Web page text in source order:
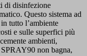
di disinfezione
. Questo sistema ad
tutto l’ambiente
e sulle superfici più
ambienti,
non bagna,